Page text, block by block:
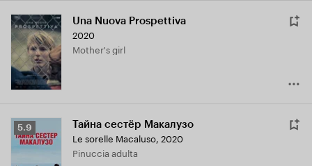
Una Nuova Prospettiva
2020
Mother's girl
Рейтинг
Кинопоиска
5.9
5.9 Тайна сестёр Макалузо
Le sorelle Macaluso, 2020
Pinuccia adulta